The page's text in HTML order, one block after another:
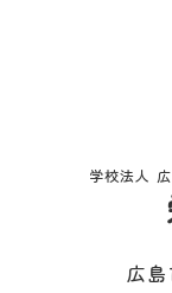
学校法人
広